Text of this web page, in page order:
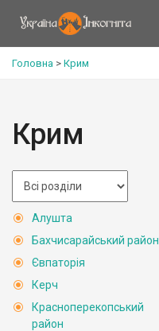
Головна > Крим
Крим
Алушта
Бахчисарайський район
Євпаторія
Керч
Красноперекопський
район